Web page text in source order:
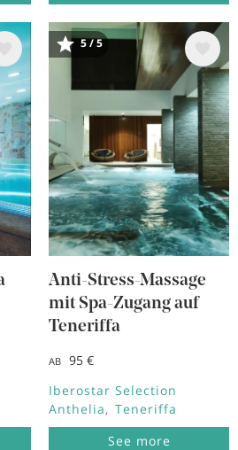
Bild5 / 5
Anti-Stress-Massage
mit Spa-Zugang auf
Teneriffa
AB
95 €
Iberostar Selection
Anthelia
Teneriffa
See more